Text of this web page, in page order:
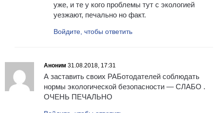
уже, и те у кого проблемы тут с экологией
уезжают, печально но факт.
Войдите, чтобы ответить
Аноним 31.08.2018, 17:31
А заставить своих РАБотодателей соблюдать
нормы экологической безопасности — СЛАБО .
ОЧЕНЬ ПЕЧАЛЬНО